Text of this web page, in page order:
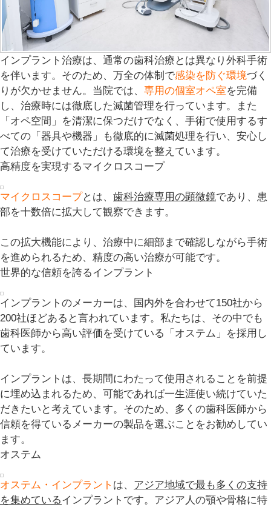
インプラント治療は、通常の歯科治療とは異なり外科手術
を伴います。そのため、万全の体制で感染を防ぐ環境づく
りが欠かせません。当院では、 専用の個室オペ室を完備
し、治療時には徹底した滅菌管理を行っています。また
「 オペ空間 」を清潔に保つだけでなく、手術で使用するす
べての「器具や機器」も徹底的に滅菌処理を行い、安心し
て治療を受けていただける環境を整えています。
高精度を実現するマイクロスコープ
マイクロスコープとは、 歯科治療専用の顕微鏡であり、患
部を十数倍に拡大して観察できます。
この拡大機能により、治療中に細部まで確認しながら手術
を進められるため、精度の高い治療が可能です。
世界的な信頼を誇るインプラント
インプラントのメーカーは、国内外を合わせて150社から
200社ほどあると言われています。私たちは、その中でも
歯科医師から高い評価を受けている「オステム」を採用し
ています。
インプラントは、長期間にわたって使用されることを前提
に埋め込まれるため、可能であれば一生涯使い続けていた
だきたいと考えています。そのため、多くの歯科医師から
信頼を得ているメーカーの製品を選ぶことをお勧めしてい
ます。
オステム
オステム・インプラント は、 アジア地域で最も多くの支持
を集めているインプラントです。アジア人の顎や骨格に特